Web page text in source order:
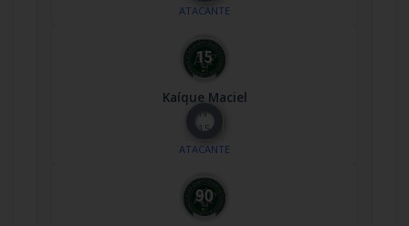
ATACANTE
Kaíque Maciel
Nº
15
ATACANTE